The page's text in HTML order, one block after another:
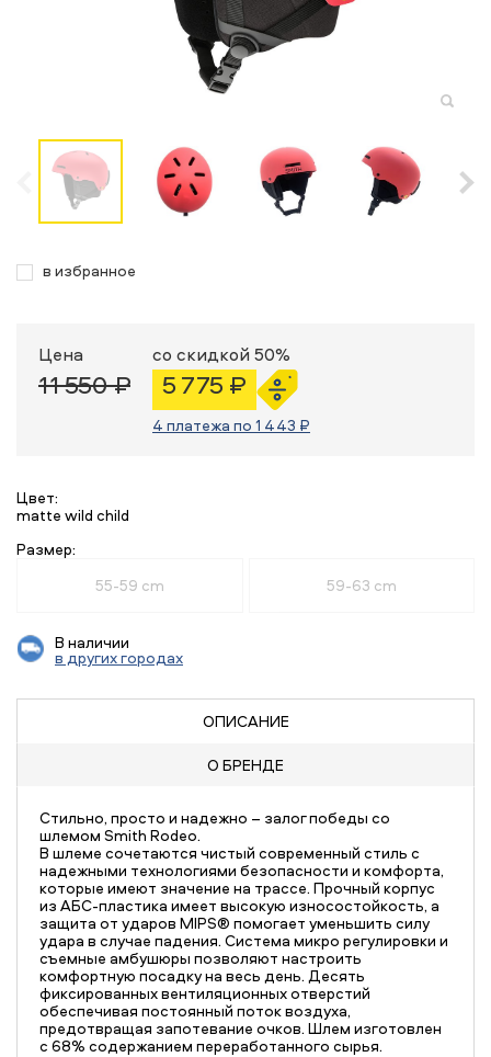
в избранное
Цена
11 550 ₽
со скидкой 50%
5 775 ₽
4 платежа по 1 443 ₽
Цвет:
matte wild child
Размер:
55-59 cm
59-63 cm
В наличии
в других городах
ОПИСАНИЕ
О БРЕНДЕ
Стильно, просто и надежно – залог победы со
шлемом Smith Rodeo.
В шлеме сочетаются чистый современный стиль с
надежными технологиями безопасности и комфорта,
которые имеют значение на трассе. Прочный корпус
из АБС-пластика имеет высокую износостойкость, а
защита от ударов MIPS® помогает уменьшить силу
удара в случае падения. Система микро регулировки и
съемные амбушюры позволяют настроить
комфортную посадку на весь день. Десять
фиксированных вентиляционных отверстий
обеспечивая постоянный поток воздуха,
предотвращая запотевание очков. Шлем изготовлен
с 68% содержанием переработанного сырья.